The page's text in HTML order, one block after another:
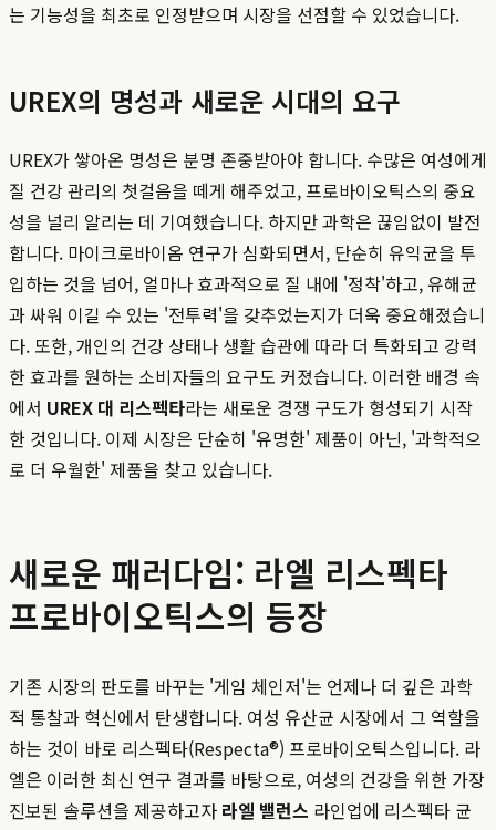
는 기능성을 최초로 인정받으며 시장을 선점할 수 있었습니다.
UREX의 명성과 새로운 시대의 요구
UREX가 쌓아온 명성은 분명 존중받아야 합니다. 수많은 여성에게
질 건강 관리의 첫걸음을 떼게 해주었고, 프로바이오틱스의 중요
성을 널리 알리는 데 기여했습니다. 하지만 과학은 끊임없이 발전
합니다. 마이크로바이옴 연구가 심화되면서, 단순히 유익균을 투
입하는 것을 넘어, 얼마나 효과적으로 질 내에 '정착'하고, 유해균
과 싸워 이길 수 있는 '전투력'을 갖추었는지가 더욱 중요해졌습니
다. 또한, 개인의 건강 상태나 생활 습관에 따라 더 특화되고 강력
한 효과를 원하는 소비자들의 요구도 커졌습니다. 이러한 배경 속
에서 UREX 대 리스펙타라는 새로운 경쟁 구도가 형성되기 시작
한 것입니다. 이제 시장은 단순히 '유명한' 제품이 아닌, '과학적으
로 더 우월한' 제품을 찾고 있습니다.
새로운 패러다임: 라엘 리스펙타
프로바이오틱스의 등장
기존 시장의 판도를 바꾸는 '게임 체인저'는 언제나 더 깊은 과학
적 통찰과 혁신에서 탄생합니다. 여성 유산균 시장에서 그 역할을
하는 것이 바로 리스펙타(Respecta®) 프로바이오틱스입니다. 라
엘은 이러한 최신 연구 결과를 바탕으로, 여성의 건강을 위한 가장
진보된 솔루션을 제공하고자 라엘 밸런스 라인업에 리스펙타 균